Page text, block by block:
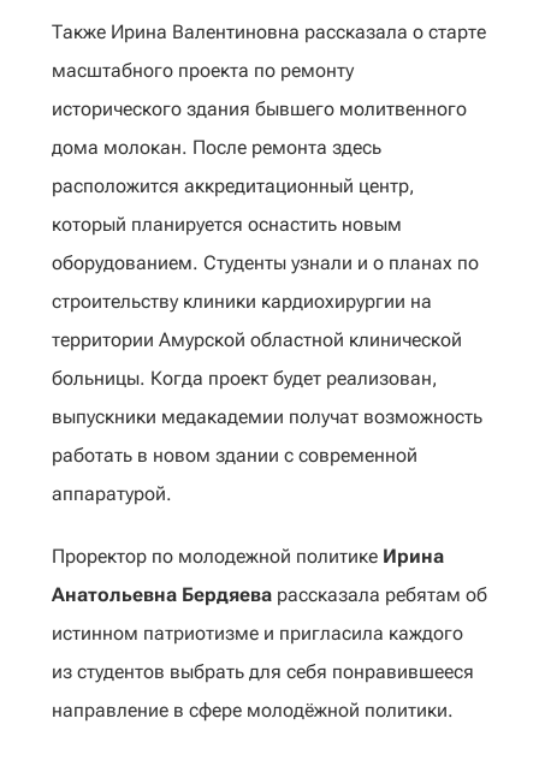
Также Ирина Валентиновна рассказала о старте
масштабного проекта по ремонту
исторического здания бывшего молитвенного
дома молокан. После ремонта здесь
расположится аккредитационный центр,
который планируется оснастить новым
оборудованием. Студенты узнали и о планах по
строительству клиники кардиохирургии на
территории Амурской областной клинической
больницы. Когда проект будет реализован,
выпускники медакадемии получат возможность
работать в новом здании с современной
аппаратурой.
Проректор по молодежной политике Ирина
Анатольевна Бердяева рассказала ребятам об
истинном патриотизме и пригласила каждого
из студентов выбрать для себя понравившееся
направление в сфере молодёжной политики.